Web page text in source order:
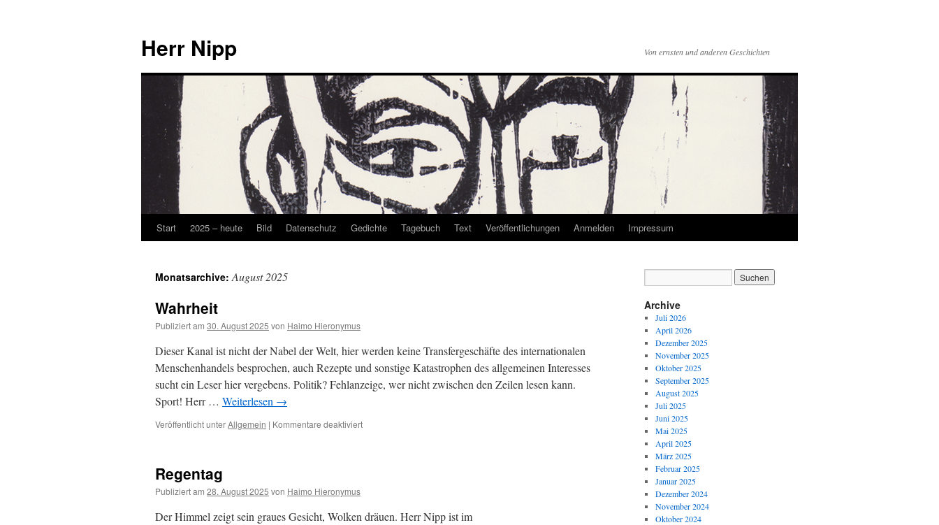
Herr Nipp Von ernsten und anderen Geschichten
Zum
springen
Start 2025 – heute Bild Datenschutz Gedichte Tagebuch Text Veröffentlichungen Anmelden Impressum
Monatsarchive:August 2025
Wahrheit
Publiziert am 30. August 2025 von Haimo Hieronymus
Dieser Kanal ist nicht der Nabel der Welt, hier werden keine Transfergeschäfte des internationalen
Menschenhandels besprochen, auch Rezepte und sonstige Katastrophen des allgemeinen Interesses
sucht ein Leser hier vergebens. Politik? Fehlanzeige, wer nicht zwischen den Zeilen lesen kann.
Sport! Herr … Weiterlesen →
Veröffentlicht unterAllgemein | Kommentare deaktiviertfür
Regentag
Publiziert am 28. August 2025 von Haimo Hieronymus
Der Himmel zeigt sein graues Gesicht, Wolken dräuen. Herr Nipp ist im
Archive
Juli 2026
April 2026
Dezember 2025
November 2025
Oktober 2025
September 2025
August 2025
Juli 2025
Juni 2025
Mai 2025
April 2025
März 2025
Februar 2025
Januar 2025
Dezember 2024
November 2024
Oktober 2024